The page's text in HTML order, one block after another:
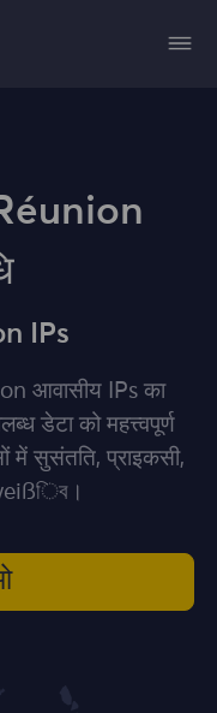
IPs
आवासीय IPs का
डेटा को महत्त्वपूर्ण
सुसंतति, प्राइकसी,
weißিব।